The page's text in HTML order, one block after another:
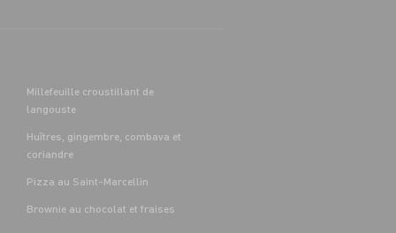
Millefeuille croustillant de
langouste
Huîtres, gingembre, combava et
coriandre
Pizza au Saint-Marcellin
Brownie au chocolat et fraises